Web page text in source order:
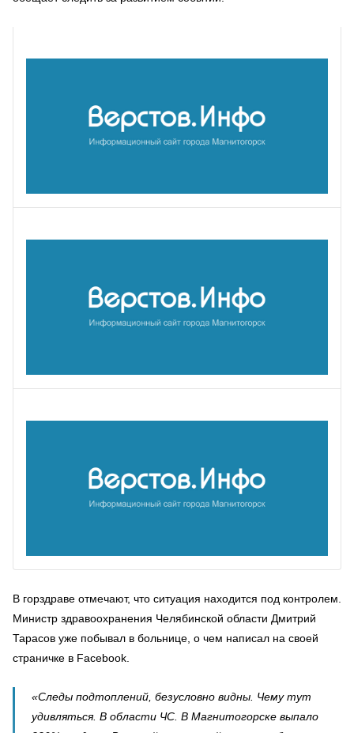
В горздраве отмечают, что ситуация находится под контролем.
Министр здравоохранения Челябинской области Дмитрий
Тарасов уже побывал в больнице, о чем написал на своей
страничке в Facebook.
«Следы подтоплений, безусловно видны. Чему тут
удивляться. В области ЧС. В Магнитогорске выпало